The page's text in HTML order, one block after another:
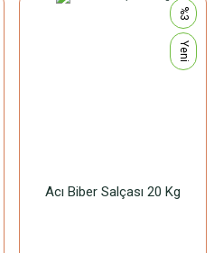
%3
Yeni
Acı Biber Salçası 20 Kg